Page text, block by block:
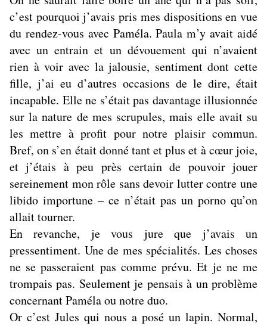
c’est pourquoi j’avais pris mes dispositions en vue
du rendez-vous avec Paméla. Paula m’y avait aidé
avec un entrain et un dévouement qui n’avaient
rien à voir avec la jalousie, sentiment dont cette
fille, j’ai eu d’autres occasions de le dire, était
incapable. Elle ne s’était pas davantage illusionnée
sur la nature de mes scrupules, mais elle avait su
les mettre à profit pour notre plaisir commun.
Bref, on s’en était donné tant et plus et à cœur joie,
et j’étais à peu près certain de pouvoir jouer
sereinement mon rôle sans devoir lutter contre une
libido importune – ce n’était pas un porno qu’on
allait tourner.
En revanche, je vous jure que j’avais un
pressentiment. Une de mes spécialités. Les choses
ne se passeraient pas comme prévu. Et je ne me
trompais pas. Seulement je pensais à un problème
concernant Paméla ou notre duo.
Or c’est Jules qui nous a posé un lapin. Normal,